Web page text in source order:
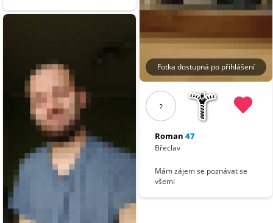
Fotka dostupná po přihlášení
?
Roman 47
Břeclav
Mám zájem se poznávat se
všemi